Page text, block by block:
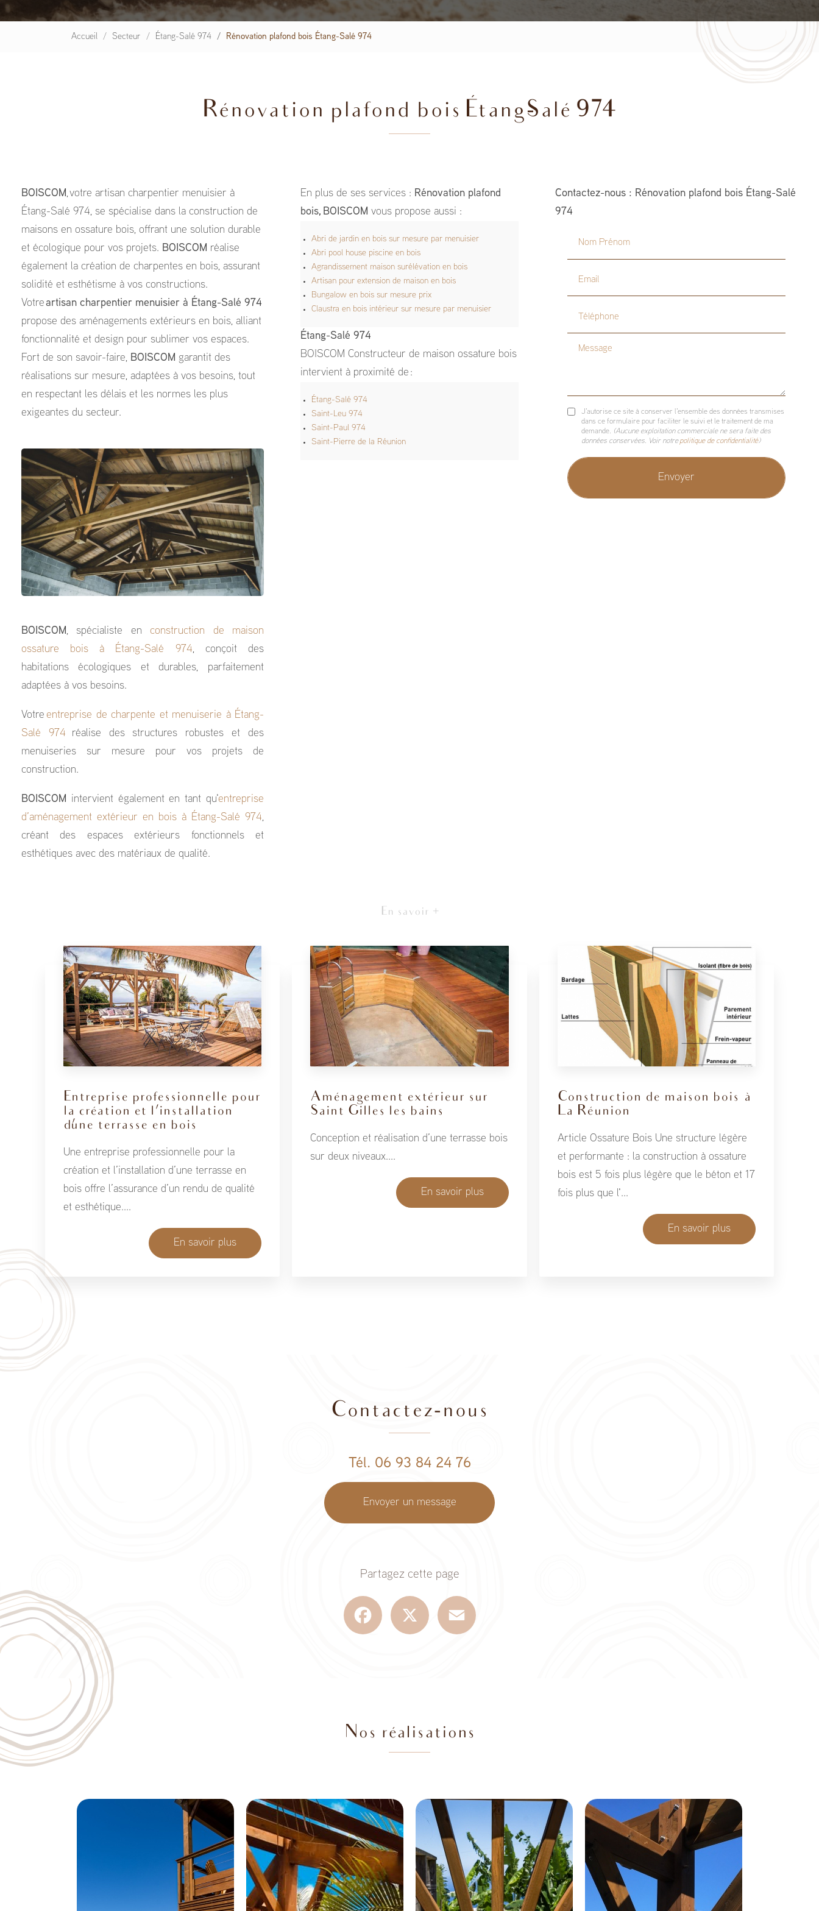
Accueil Secteur Étang-Salé 974 Rénovation plafond bois Étang-Salé 974
Rénovation plafond bois Étang-Salé 974
BOISCOM, votre artisan charpentier menuisier à
Étang-Salé 974, se spécialise dans la construction de
maisons en ossature bois, offrant une solution durable
et écologique pour vos projets. BOISCOM réalise
également la création de charpentes en bois, assurant
solidité et esthétisme à vos constructions.
Votreartisan charpentier menuisier à Étang-Salé 974
propose des aménagements extérieurs en bois, alliant
fonctionnalité et design pour sublimer vos espaces.
Fort de son savoir-faire, BOISCOM garantit des
réalisations sur mesure, adaptées à vos besoins, tout
en respectant les délais et les normes les plus
exigeantes du secteur.
BOISCOM, spécialiste enconstruction de maison
ossature bois à Étang-Salé 974, conçoit des
habitations écologiques et durables, parfaitement
adaptées à vos besoins.
Votreentreprise de charpente et menuiserie à Étang-
Salé 974 réalise des structures robustes et des
menuiseries sur mesure pour vos projets de
construction.
BOISCOM intervient également en tant qu'entreprise
d’aménagement extérieur en bois à Étang-Salé 974,
créant des espaces extérieurs fonctionnels et
esthétiques avec des matériaux de qualité.
En plus de ses services : Rénovation plafond
bois, BOISCOM vous propose aussi :
Abri de jardin en bois sur mesure par menuisier
Abri pool house piscine en bois
Agrandissement maison surélévation en bois
Artisan pour extension de maison en bois
Bungalow en bois sur mesure prix
Claustra en bois intérieur sur mesure par menuisier
Étang-Salé 974
BOISCOM Constructeur de maison ossature bois
intervient à proximité de :
Étang-Salé 974
Saint-Leu 974
Saint-Paul 974
Saint-Pierre de la Réunion
Contactez-nous : Rénovation plafond bois Étang-Salé
974
Nom Prénom
Email
Message
J'autorise ce site à conserver l'ensemble des données transmises
dans ce formulaire pour faciliter le suivi et le traitement de ma
demande. (Aucune exploitation commerciale ne sera faite des
données conservées. Voir notrepolitique de confidentialité)
En savoir +
Entreprise professionnelle pour
la création et l’installation
d’une terrasse en bois
Une entreprise professionnelle pour la
création et l’installation d’une terrasse en
bois offre l’assurance d’un rendu de qualité
et esthétique....
En savoir plus
Aménagement extérieur sur
Saint Gilles les bains
Conception et réalisation d’une terrasse bois
sur deux niveaux....
En savoir plus
Construction de maison bois à
La Réunion
Article Ossature Bois Une structure légère
et performante : la construction à ossature
bois est 5 fois plus légère que le béton et 17
fois plus que l'...
En savoir plus
Contactez-nous
Tél. 06 93 84 24 76
Envoyer un message
Partagez cette page
Facebook
Nos réalisations